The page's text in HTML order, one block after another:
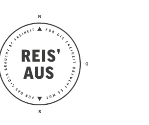
Reis' aus –
Reiseblog